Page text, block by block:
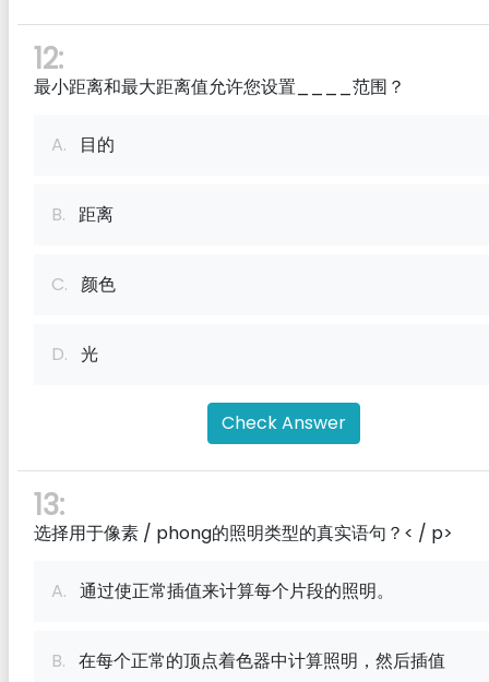
12:
最小距离和最大距离值允许您设置____范围？
A. 目的
B. 距离
C. 颜色
D. 光
Check Answer
13:
选择用于像素 / phong的照明类型的真实语句？< / p>
A. 通过使正常插值来计算每个片段的照明。
B. 在每个正常的顶点着色器中计算照明，然后插值